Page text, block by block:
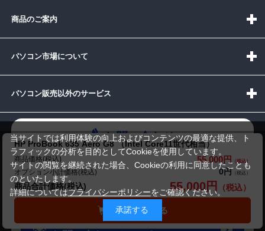
HP ProBook 635 Aero G8 （Intel Core11世代相当）
商品価格(税込) 55,000円
オプション小計価格(税込)
0円
商品合計価格(税込)
55,000円
カートに入れる
商品のご案内
パソコン市場について
パソコン販売以外のサービス
お問い合わせ
受付時間：10:00~19:00(休業:日曜日)
メールでの
当サイトでは利用体験の向上およびコンテンツの最適な提供、ト
ラフィックの分析を目的としてCookieを使用しています。
サイトの閲覧を継続された場合、Cookieの利用に同意したことも
のといたします。
詳細についてはプライバシーポリシーをご確認ください。
承諾する